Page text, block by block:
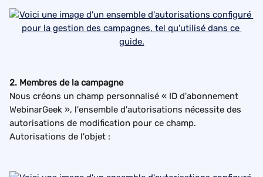
2. Membres de la campagne
Nous créons un champ personnalisé « ID d'abonnement
WebinarGeek », l'ensemble d'autorisations nécessite des
autorisations de modification pour ce champ.
Autorisations de l'objet :